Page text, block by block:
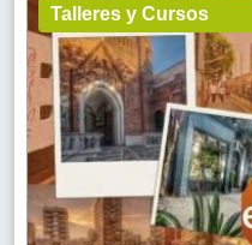
Talleres y Cursos